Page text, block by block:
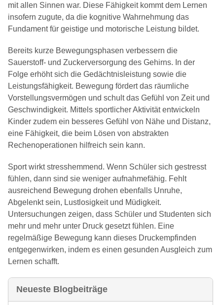
mit allen Sinnen war. Diese Fähigkeit kommt dem Lernen
insofern zugute, da die kognitive Wahrnehmung das
Fundament für geistige und motorische Leistung bildet.
Bereits kurze Bewegungsphasen verbessern die
Sauerstoff- und Zuckerversorgung des Gehirns. In der
Folge erhöht sich die Gedächtnisleistung sowie die
Leistungsfähigkeit. Bewegung fördert das räumliche
Vorstellungsvermögen und schult das Gefühl von Zeit und
Geschwindigkeit. Mittels sportlicher Aktivität entwickeln
Kinder zudem ein besseres Gefühl von Nähe und Distanz,
eine Fähigkeit, die beim Lösen von abstrakten
Rechenoperationen hilfreich sein kann.
Sport wirkt stresshemmend. Wenn Schüler sich gestresst
fühlen, dann sind sie weniger aufnahmefähig. Fehlt
ausreichend Bewegung drohen ebenfalls Unruhe,
Abgelenkt sein, Lustlosigkeit und Müdigkeit.
Untersuchungen zeigen, dass Schüler und Studenten sich
mehr und mehr unter Druck gesetzt fühlen. Eine
regelmäßige Bewegung kann dieses Druckempfinden
entgegenwirken, indem es einen gesunden Ausgleich zum
Lernen schafft.
Neueste Blogbeiträge